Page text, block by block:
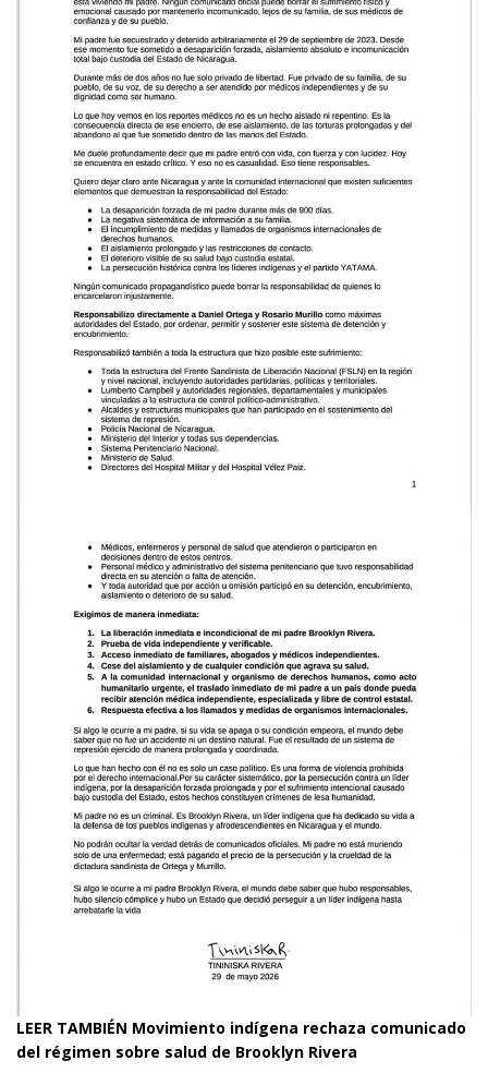
LEER TAMBIÉN Movimiento indígena rechaza comunicado
del régimen sobre salud de Brooklyn Rivera